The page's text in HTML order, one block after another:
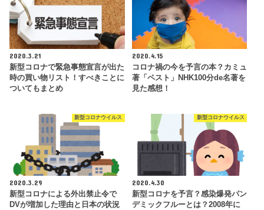
2020.3.21
新型コロナで緊急事態宣言が出た
時の買い物リスト！すべきことに
ついてもまとめ
2020.4.15
コロナ禍の今を予言の本？カミュ
著「ペスト」NHK100分de名著を
見た感想！
新型コロナウイルス
2020.3.29
新型コロナによる外出禁止令で
DVが増加した理由と日本の状況
新型コロナウイルス
2020.4.30
新型コロナを予言？感染爆発パン
デミックフルーとは？2008年に